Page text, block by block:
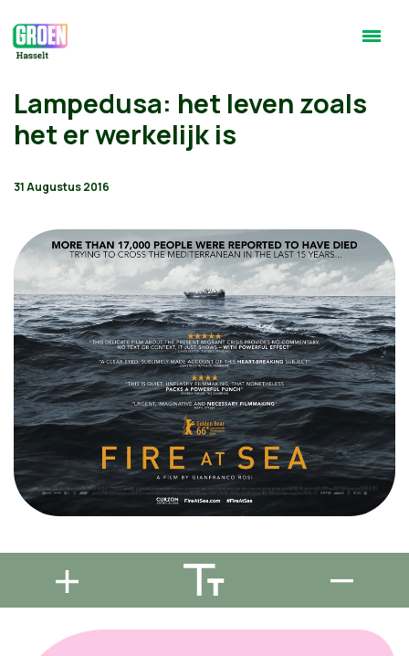
Lampedusa: het leven zoals
het er werkelijk is
31 Augustus 2016